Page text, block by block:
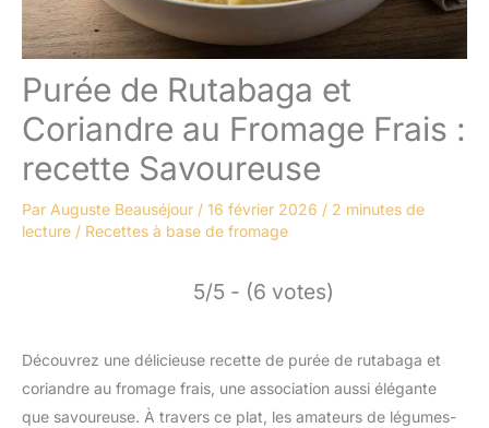
Purée de Rutabaga et
Coriandre au Fromage Frais :
recette Savoureuse
Par Auguste Beauséjour / 16 février 2026 / 2 minutes de
lecture / Recettes à base de fromage
5/5 - (6 votes)
Découvrez une délicieuse recette de purée de rutabaga et
coriandre au fromage frais, une association aussi élégante
que savoureuse. À travers ce plat, les amateurs de légumes-